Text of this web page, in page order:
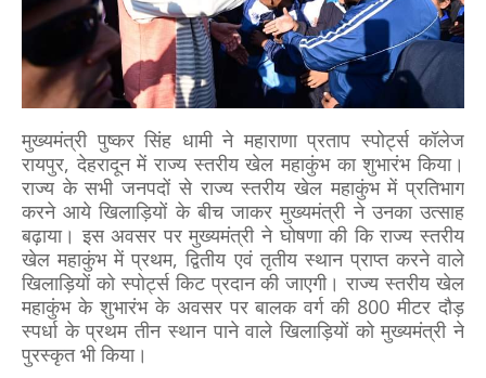
मुख्यमंत्री पुष्कर सिंह धामी ने महाराणा प्रताप स्पोर्ट्स कॉलेज
रायपुर, देहरादून में राज्य स्तरीय खेल महाकुंभ का शुभारंभ किया।
राज्य के सभी जनपदों से राज्य स्तरीय खेल महाकुंभ में प्रतिभाग
करने आये खिलाड़ियों के बीच जाकर मुख्यमंत्री ने उनका उत्साह
बढ़ाया। इस अवसर पर मुख्यमंत्री ने घोषणा की कि राज्य स्तरीय
खेल महाकुंभ में प्रथम, द्वितीय एवं तृतीय स्थान प्राप्त करने वाले
खिलाड़ियों को स्पोर्ट्स किट प्रदान की जाएगी। राज्य स्तरीय खेल
महाकुंभ के शुभारंभ के अवसर पर बालक वर्ग की 800 मीटर दौड़
स्पर्धा के प्रथम तीन स्थान पाने वाले खिलाड़ियों को मुख्यमंत्री ने
पुरस्कृत भी किया।